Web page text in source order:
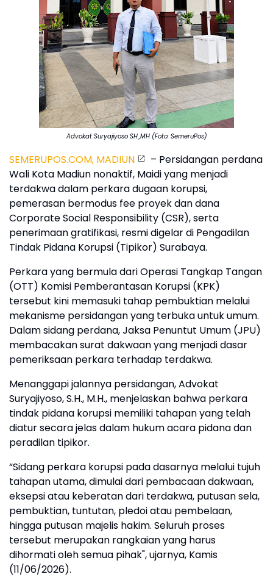
Advokat Suryajiyoso SH.,MH (Foto: SemeruPos)
SEMERUPOS.COM, MADIUN
– Persidangan perdana
Wali Kota Madiun nonaktif, Maidi yang menjadi
terdakwa dalam perkara dugaan korupsi,
pemerasan bermodus fee proyek dan dana
Corporate Social Responsibility (CSR), serta
penerimaan gratifikasi, resmi digelar di Pengadilan
Tindak Pidana Korupsi (Tipikor) Surabaya.
Perkara yang bermula dari Operasi Tangkap Tangan
(OTT) Komisi Pemberantasan Korupsi (KPK)
tersebut kini memasuki tahap pembuktian melalui
mekanisme persidangan yang terbuka untuk umum.
Dalam sidang perdana, Jaksa Penuntut Umum (JPU)
membacakan surat dakwaan yang menjadi dasar
pemeriksaan perkara terhadap terdakwa.
Menanggapi jalannya persidangan, Advokat
Suryajiyoso, S.H., M.H., menjelaskan bahwa perkara
tindak pidana korupsi memiliki tahapan yang telah
diatur secara jelas dalam hukum acara pidana dan
peradilan tipikor.
“Sidang perkara korupsi pada dasarnya melalui tujuh
tahapan utama, dimulai dari pembacaan dakwaan,
eksepsi atau keberatan dari terdakwa, putusan sela,
pembuktian, tuntutan, pledoi atau pembelaan,
hingga putusan majelis hakim. Seluruh proses
tersebut merupakan rangkaian yang harus
dihormati oleh semua pihak", ujarnya, Kamis
(11/06/2026).